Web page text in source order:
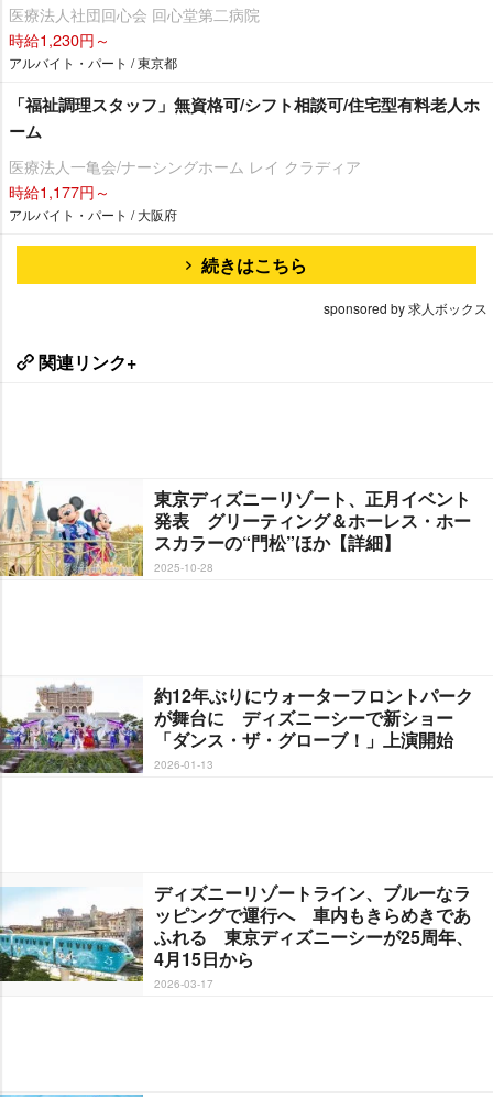
医療法人社団回心会 回心堂第二病院
時給1,230円～
アルバイト・パート / 東京都
「福祉調理スタッフ」無資格可/シフト相談可/住宅型有料老人ホ
ーム
医療法人一亀会/ナーシングホーム レイ クラディア
時給1,177円～
アルバイト・パート / 大阪府
続きはこちら
sponsored by 求人ボックス
関連リンク+
東京ディズニーリゾート、正月イベント
発表 グリーティング＆ホーレス・ホー
スカラーの“門松”ほか【詳細】
2025-10-28
約12年ぶりにウォーターフロントパーク
が舞台に ディズニーシーで新ショー
「ダンス・ザ・グローブ！」上演開始
2026-01-13
ディズニーリゾートライン、ブルーなラ
ッピングで運行へ 車内もきらめきであ
ふれる 東京ディズニーシーが25周年、
4月15日から
2026-03-17